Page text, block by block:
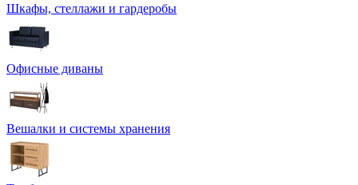
Шкафы, стеллажи и гардеробы
Офисные диваны
Вешалки и системы хранения